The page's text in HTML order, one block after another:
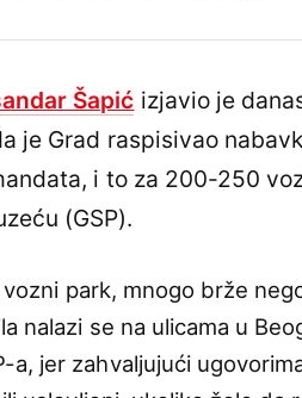
Šapić izjavio je
je Grad raspisivao
i to za 200-250
(GSP).
park, mnogo brže
nalazi se na ulicama u
a, jer zahvaljujući